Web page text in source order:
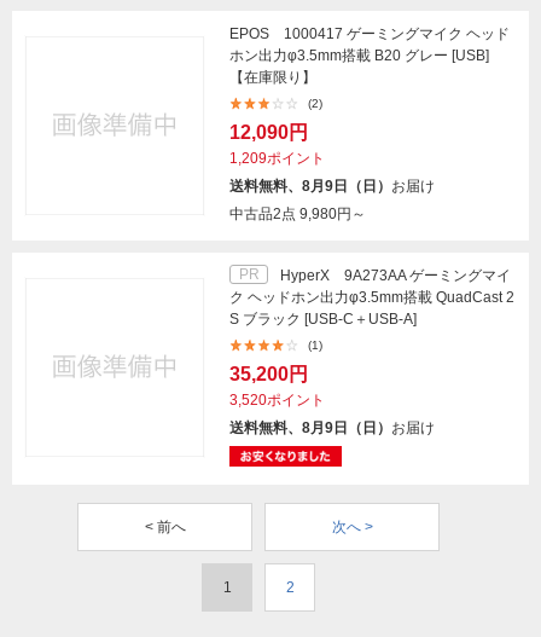
EPOS 1000417 ゲーミングマイク ヘッド
ホン出力φ3.5mm搭載 B20 グレー [USB]
【在庫限り】
(2)
12,090円
1,209ポイント
送料無料、8月9日（日） お届け
中古品2点 9,980円～
PR
HyperX 9A273AA ゲーミングマイ
ク ヘッドホン出力φ3.5mm搭載 QuadCast 2
S ブラック [USB-C＋USB-A]
(1)
35,200円
3,520ポイント
送料無料、8月9日（日） お届け
< 前へ 次へ >
1 2